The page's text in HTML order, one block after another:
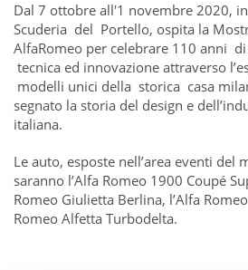
Dal 7 ottobre all'1 novembre 2020,
Scuderia del Portello, ospita la
AlfaRomeo per celebrare 110 anni
tecnica ed innovazione attraverso
modelli unici della storica casa
segnato la storia del design e
italiana.
Le auto, esposte nell’area eventi del
saranno l’Alfa Romeo 1900 Coupé
Romeo Giulietta Berlina, l’Alfa
Romeo Alfetta Turbodelta.